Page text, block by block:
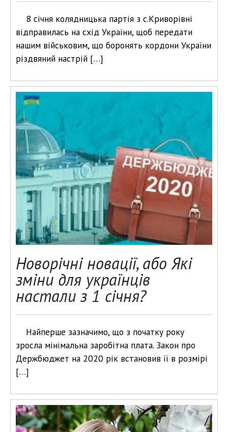
8 січня колядницька партія з с.Криворівні
відправилась на схід України, щоб передати
нашим військовим, що боронять кордони України
різдвяний настрій […]
Новорічні новації, або Які
зміни для українців
настали з 1 січня?
Найперше зазначимо, що з початку року
зросла мінімальна заробітна плата. Закон про
Держбюджет на 2020 рік встановив її в розмірі
[…]